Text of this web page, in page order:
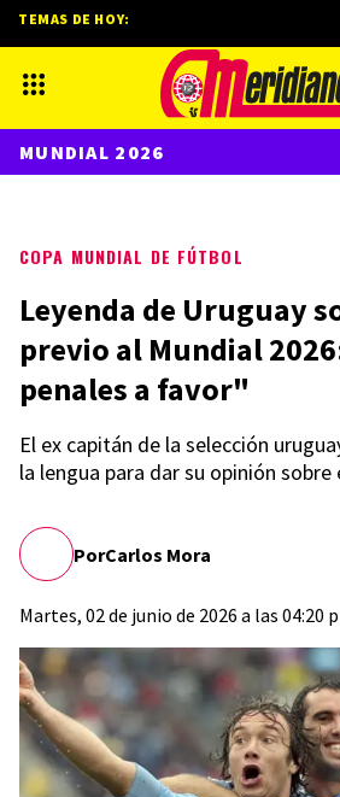
COPA MUNDIAL DE FÚTBOL
Leyenda de Uruguay
previo al Mundial
penales a favor"
El ex capitán de la selección
la lengua para dar su opinión sobre
PorCarlos Mora
Martes, 02 de junio de 2026 a las 04:20
TEMAS DE HOY:
MUNDIAL 2026